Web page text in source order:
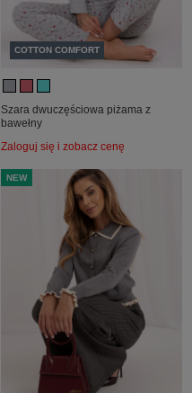
COTTON COMFORT
Szara dwuczęściowa piżama z
bawełny
Zaloguj się i zobacz cenę
NEW